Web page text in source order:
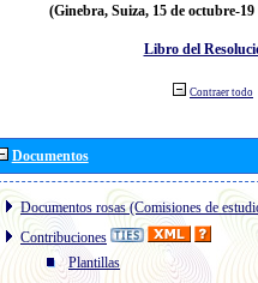
(Ginebra, Suiza, 15 de octubre-19
Libro del
Contraer todo
Documentos
Documentos rosas (Comisiones de
Contribuciones
Plantillas